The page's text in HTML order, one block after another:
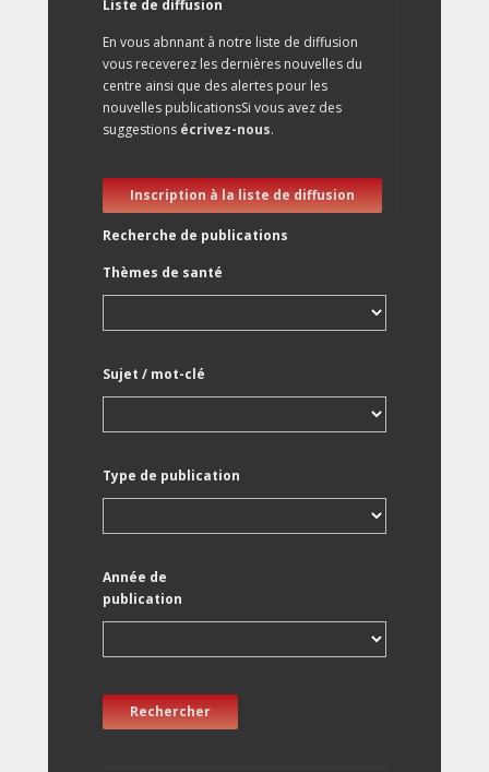
Liste de diffusion
En vous abnnant à notre liste de diffusion
vous receverez les dernières nouvelles du
centre ainsi que des alertes pour les
nouvelles publicationsSi vous avez des
suggestions écrivez-nous.
Inscription à la liste de diffusion
Recherche de publications
Thèmes de santé
Sujet / mot-clé
Type de publication
Année de
publication
Rechercher